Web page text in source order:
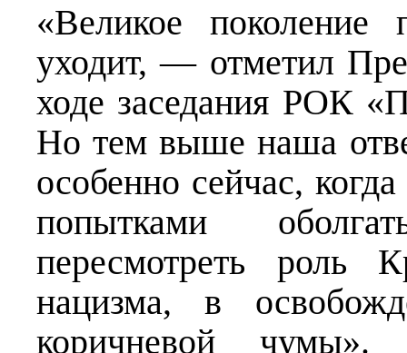
«Великое поколение
уходит, — отметил
ходе заседания РОК
Но тем выше наша
особенно сейчас,
попытками
пересмотреть роль
нацизма, в
коричневой